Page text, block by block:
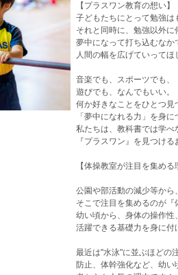
【プラスワン教育の想い】
子どもたちにとって勉強は
それと同時に、勉強以外に
夢中になって打ち込むなか
人間の幅を広げていってほ
音楽でも、スポーツでも、
遊びでも、なんでもいい。
何か好きなことをひとつ見
「夢中になれる力」を身に
私たちは、教科書では学べ
『プラスワン』を見つける
【体操教室が注目を集める
公園や部活動の減少等から
そこで注目を集めるのが『
幼い頃から、身体の操作性
活躍できる基礎力を身に付
最近は"水泳"に並ぶほどの
防止、体幹強化など、幼